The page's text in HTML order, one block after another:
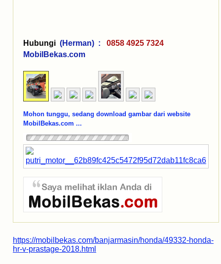
Hubungi (Herman) :
0858 4925 7324
MobilBekas.com
Mohon tunggu, sedang download gambar dari website
MobilBekas.com ...
https://mobilbekas.com/banjarmasin/honda/49332-honda-
hr-v-prastage-2018.html